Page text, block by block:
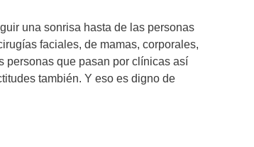
una sonrisa hasta de las personas
faciales, de mamas, corporales,
personas que pasan por clínicas así
también. Y eso es digno de